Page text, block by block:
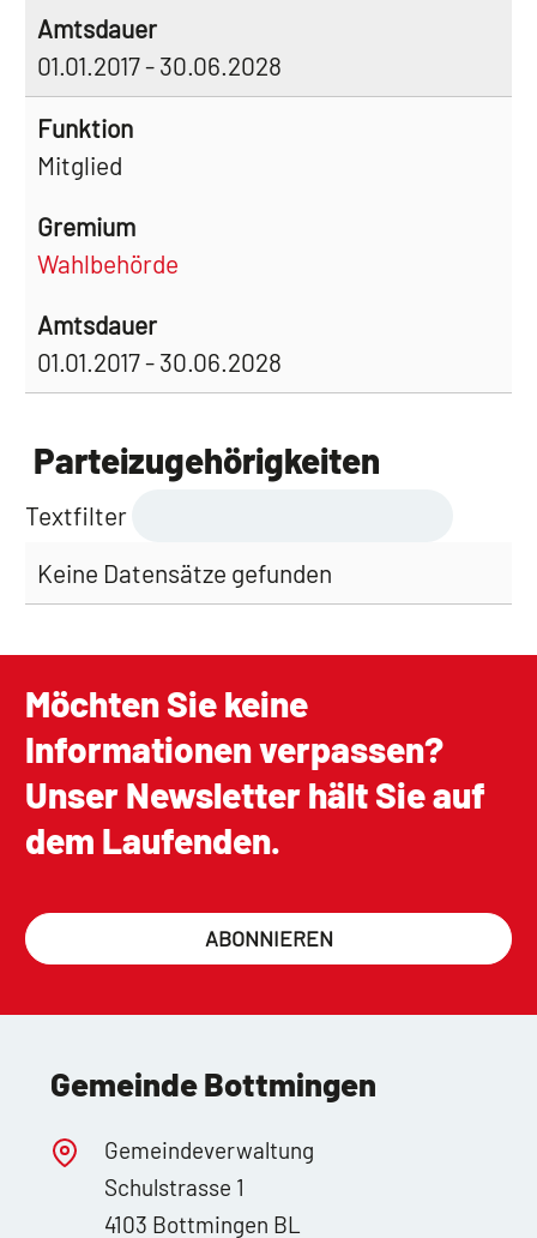
01.01.2017 - 30.06.2028
Mitglied
Wahlbehörde
01.01.2017 - 30.06.2028
Parteizugehörigkeiten
Textfilter
Keine Datensätze gefunden
Möchten Sie keine
Informationen verpassen?
Unser Newsletter hält Sie auf
dem Laufenden.
ABONNIEREN
Gemeinde Bottmingen
Gemeindeverwaltung
Schulstrasse 1
4103 Bottmingen BL